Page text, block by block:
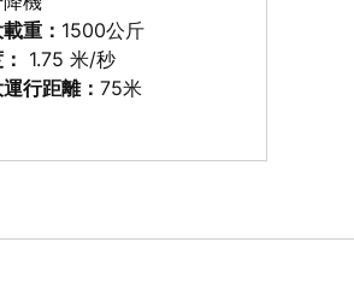
重： 1500公斤
1.75 米/秒
行距離： 75米